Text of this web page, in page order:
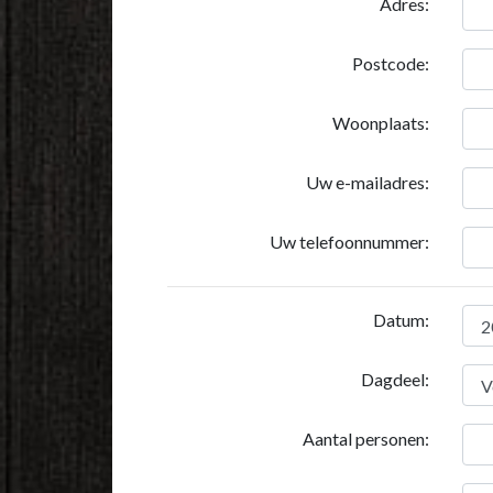
Postcode:
Woonplaats:
Uw e-mailadres:
Uw telefoonnummer:
Datum:
Dagdeel:
Aantal personen: